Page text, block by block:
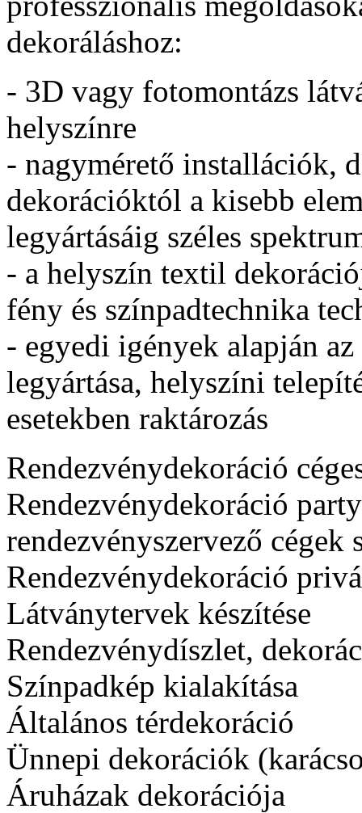
dekoráláshoz:
- 3D vagy fotomontázs
helyszínre
- nagymérető installációk,
dekorációktól a kisebb
legyártásáig széles
- a helyszín textil
fény és színpadtechnika
- egyedi igények alapján
legyártása, helyszíni
esetekben raktározás
Rendezvénydekoráció
Rendezvénydekoráció
rendezvényszervező cégek
Rendezvénydekoráció
Látványtervek készítése
Rendezvénydíszlet,
Színpadkép kialakítása
Általános térdekoráció
Ünnepi dekorációk
Áruházak dekorációja